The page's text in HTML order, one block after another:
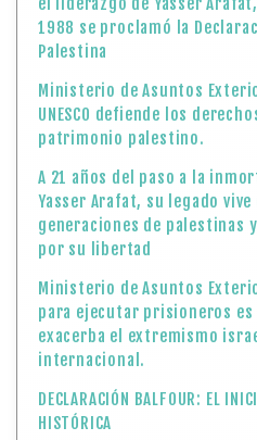
1988 se proclamó la
Palestina
Ministerio de Asuntos
UNESCO defiende los
patrimonio palestino.
A 21 años del paso a la
Yasser Arafat, su legado vive
generaciones de palestinas
por su libertad
Ministerio de Asuntos
para ejecutar prisioneros
exacerba el extremismo
internacional.
DECLARACIÓN BALFOUR: EL
HISTÓRICA